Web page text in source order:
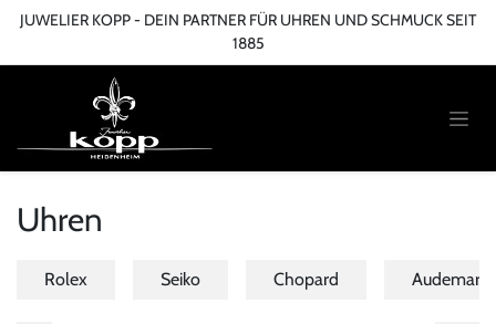
Zum Inhalt springen
JUWELIER KOPP - DEIN PARTNER FÜR UHREN UND SCHMUCK SEIT
1885
Uhren
Rolex Seiko Chopard Audemars